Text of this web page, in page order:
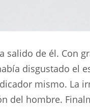
salido de él. Con
disgustado el
mismo. La
del hombre.